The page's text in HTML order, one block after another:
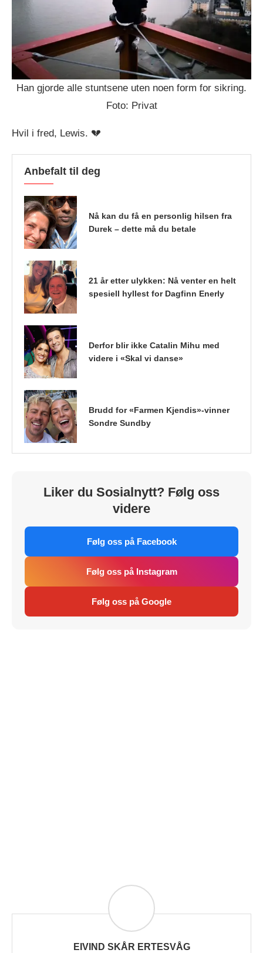
Han gjorde alle stuntsene uten noen form for sikring.
Foto: Privat
Hvil i fred, Lewis. 💔
Anbefalt til deg
Nå kan du få en personlig hilsen fra
Durek – dette må du betale
21 år etter ulykken: Nå venter en helt
spesiell hyllest for Dagfinn Enerly
Derfor blir ikke Catalin Mihu med
videre i «Skal vi danse»
Brudd for «Farmen Kjendis»-vinner
Sondre Sundby
Liker du Sosialnytt? Følg oss
videre
Følg oss på Facebook
Følg oss på Instagram
Følg oss på Google
EIVIND SKÅR ERTESVÅG